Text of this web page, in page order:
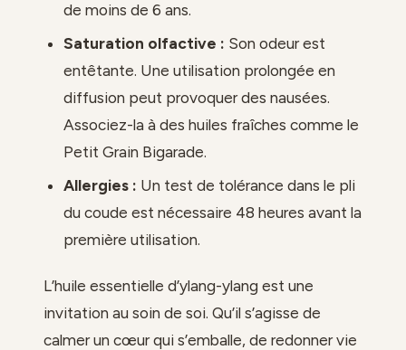
de moins de 6 ans.
Saturation olfactive : Son odeur est
entêtante. Une utilisation prolongée en
diffusion peut provoquer des nausées.
Associez-la à des huiles fraîches comme le
Petit Grain Bigarade.
Allergies : Un test de tolérance dans le pli
du coude est nécessaire 48 heures avant la
première utilisation.
L’huile essentielle d’ylang-ylang est une
invitation au soin de soi. Qu’il s’agisse de
calmer un cœur qui s’emballe, de redonner vie